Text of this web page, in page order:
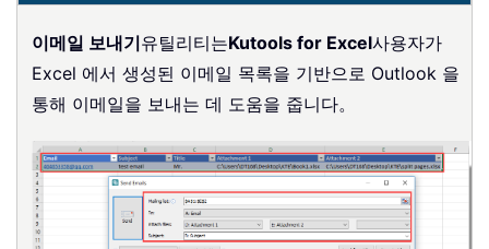
이메일 보내기유틸리티는Kutools for Excel사용자가
Excel 에서 생성된 이메일 목록을 기반으로 Outlook 을
통해 이메일을 보내는 데 도움을 줍니다。